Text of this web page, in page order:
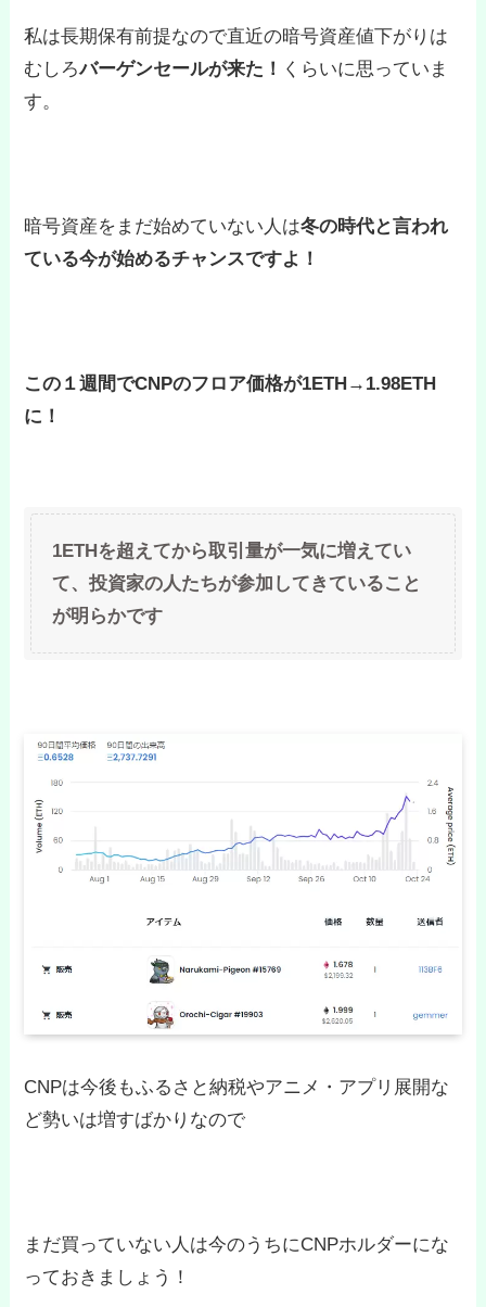
私は長期保有前提なので直近の暗号資産値下がりは
むしろバーゲンセールが来た！ くらいに思っていま
す。
暗号資産をまだ始めていない人は冬の時代と言われ
ている今が始めるチャンスですよ！
この１週間でCNPのフロア価格が1ETH→1.98ETH
に！
1ETHを超えてから取引量が一気に増えてい
て、投資家の人たちが参加してきていること
が明らかです
CNPは今後もふるさと納税やアニメ・アプリ展開な
ど勢いは増すばかりなので
まだ買っていない人は今のうちにCNPホルダーにな
っておきましょう！